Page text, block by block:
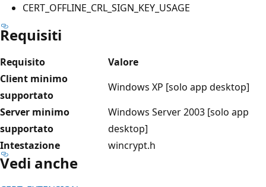
CERT_OFFLINE_CRL_SIGN_KEY_USAGE
Requisiti
Requisito
Valore
Client minimo
supportato
Windows XP [solo app desktop]
Server minimo
supportato
Windows Server 2003 [solo app
desktop]
Intestazione
wincrypt.h
Vedi anche